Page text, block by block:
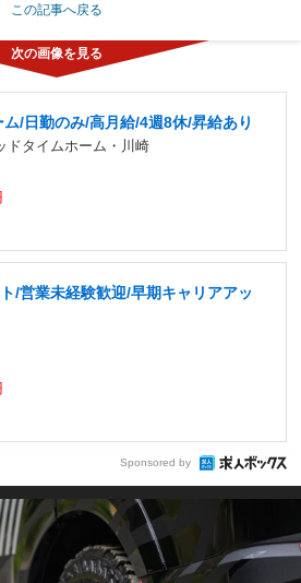
この記事へ戻る
/日勤のみ/高月給/4週8休/昇給あり
ドタイムホーム・川崎
/営業未経験歓迎/早期キャリアアッ
Sponsored by